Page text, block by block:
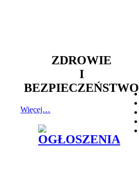
ZDROWIE
I
BEZPIECZEŃSTWO
Więcej…